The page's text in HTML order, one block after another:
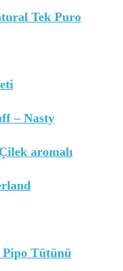
Tek Puro
– Nasty
aromalı
Pipo Tütünü